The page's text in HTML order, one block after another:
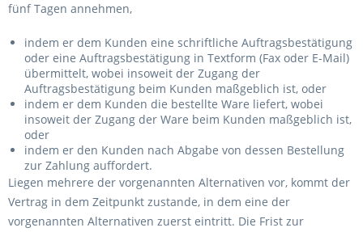
fünf Tagen annehmen,
indem er dem Kunden eine schriftliche Auftragsbestätigung
oder eine Auftragsbestätigung in Textform (Fax oder E-Mail)
übermittelt, wobei insoweit der Zugang der
Auftragsbestätigung beim Kunden maßgeblich ist, oder
indem er dem Kunden die bestellte Ware liefert, wobei
insoweit der Zugang der Ware beim Kunden maßgeblich ist,
oder
indem er den Kunden nach Abgabe von dessen Bestellung
zur Zahlung auffordert.
Liegen mehrere der vorgenannten Alternativen vor, kommt der
Vertrag in dem Zeitpunkt zustande, in dem eine der
vorgenannten Alternativen zuerst eintritt. Die Frist zur